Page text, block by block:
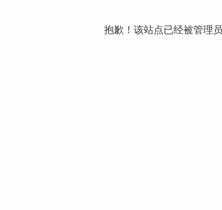
抱歉！该站点已经被管理